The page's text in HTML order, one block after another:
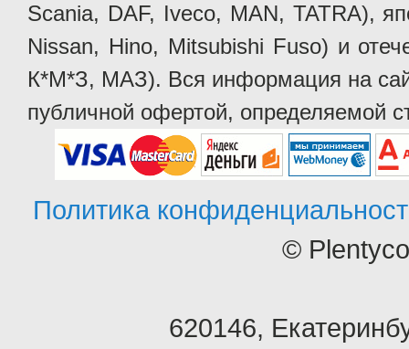
Scania, DAF, Iveco, MAN, TATRA),
Nissan, Hino, Mitsubishi Fuso) и
К*М*З, МАЗ). Вся информация на
публичной офертой, определяемой
Политика
©
620146,